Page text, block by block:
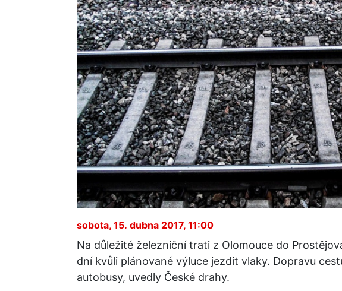
sobota, 15. dubna 2017, 11:00
Na důležité železniční trati z Olomouce do
dní kvůli plánované výluce jezdit vlaky. Dopravu
autobusy, uvedly České drahy.